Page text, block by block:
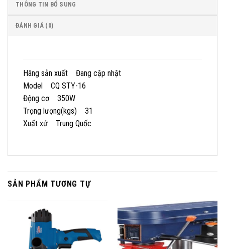
THÔNG TIN BỔ SUNG
ĐÁNH GIÁ (0)
Hãng sản xuất Đang cập nhật
Model CQ STY-16
Động cơ 350W
Trọng lượng(kgs) 31
Xuất xứ Trung Quốc
SẢN PHẨM TƯƠNG TỰ